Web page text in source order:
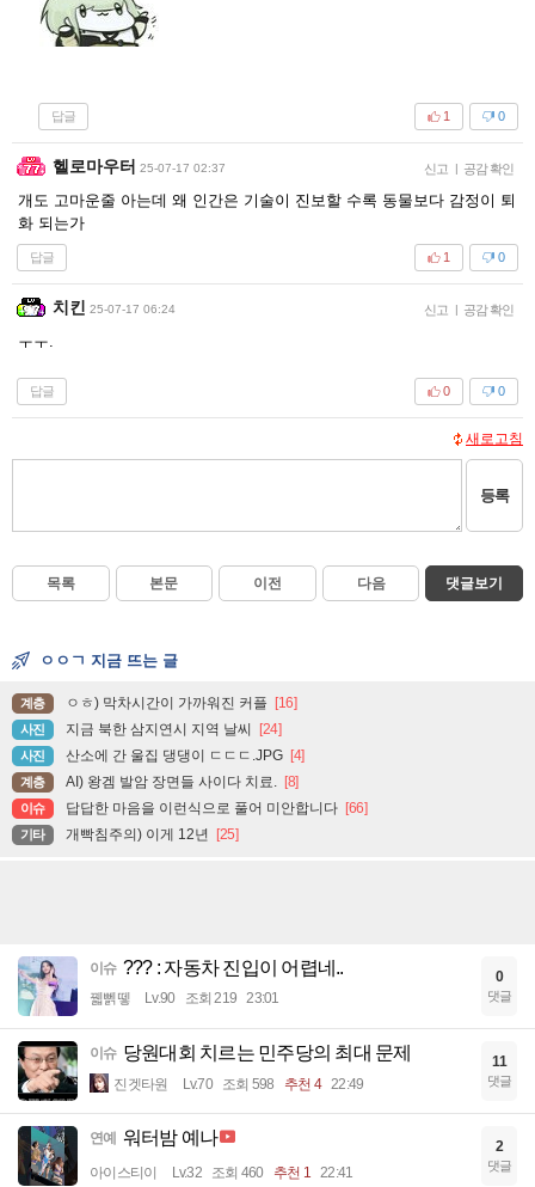
답글 0
1
헬로마우터 25-07-17 02:37 신고 | 공감 확인
개도 고마운줄 아는데 왜 인간은 기술이 진보할 수록 동물보다 감정이 퇴
화 되는가
답글 0
1
치킨 25-07-17 06:24 신고 | 공감 확인
ㅜㅜ.
답글 0
0
새로고침
등록
목록 본문 이전 다음 댓글보기
ㅇㅇㄱ 지금 뜨는 글
계층 ㅇㅎ) 막차시간이 가까워진 커플 [16]
사진 지금 북한 삼지연시 지역 날씨 [24]
사진 산소에 간 울집 댕댕이 ㄷㄷㄷ.JPG [4]
계층 AI) 왕겜 발암 장면들 사이다 치료. [8]
이슈 답답한 마음을 이런식으로 풀어 미안합니다 [66]
기타 개빡침주의) 이게 12년 [25]
이슈 ??? : 자동차 진입이 어렵네..
꿻뻵뗗 Lv.90 조회 219 23:01
0
댓글
이슈 당원대회 치르는 민주당의 최대 문제
진겟타원 Lv.70 조회 598 추천 4 22:49
11
댓글
연예 워터밤 예나
아이스티이 Lv.32 조회 460 추천 1 22:41
2
댓글